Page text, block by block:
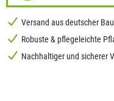
Versand aus deutscher
Robuste & pflegeleichte
Nachhaltiger und sicherer